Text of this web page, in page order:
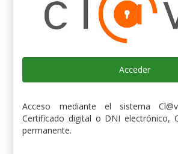
Acceder
Acceso mediante el sistema
Certificado digital o DNI electrónico,
permanente.